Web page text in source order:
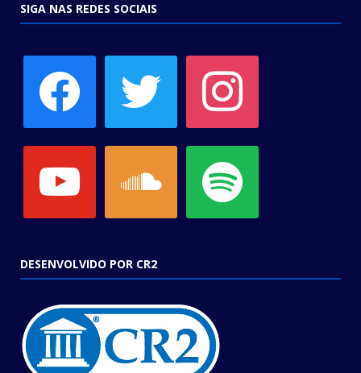
SIGA NAS REDES SOCIAIS
DESENVOLVIDO POR CR2